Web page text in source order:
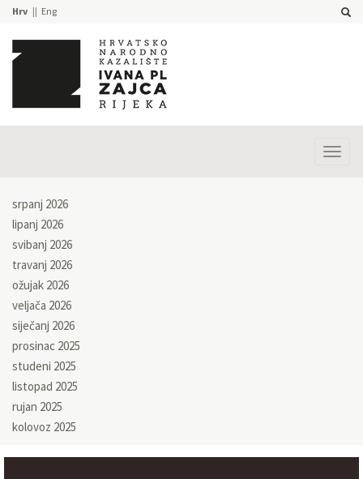
Hrv Eng
srpanj 2026
lipanj 2026
svibanj 2026
travanj 2026
ožujak 2026
veljača 2026
siječanj 2026
prosinac 2025
studeni 2025
listopad 2025
rujan 2025
kolovoz 2025